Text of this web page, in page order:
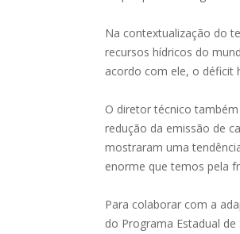
Na contextualização do
recursos hídricos do
acordo com ele, o déficit
O diretor técnico
redução da emissão de
mostraram uma
enorme que temos pela
Para colaborar com a
do Programa Estadual